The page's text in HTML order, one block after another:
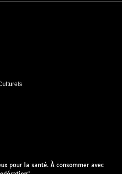
pour la santé. À consommer avec